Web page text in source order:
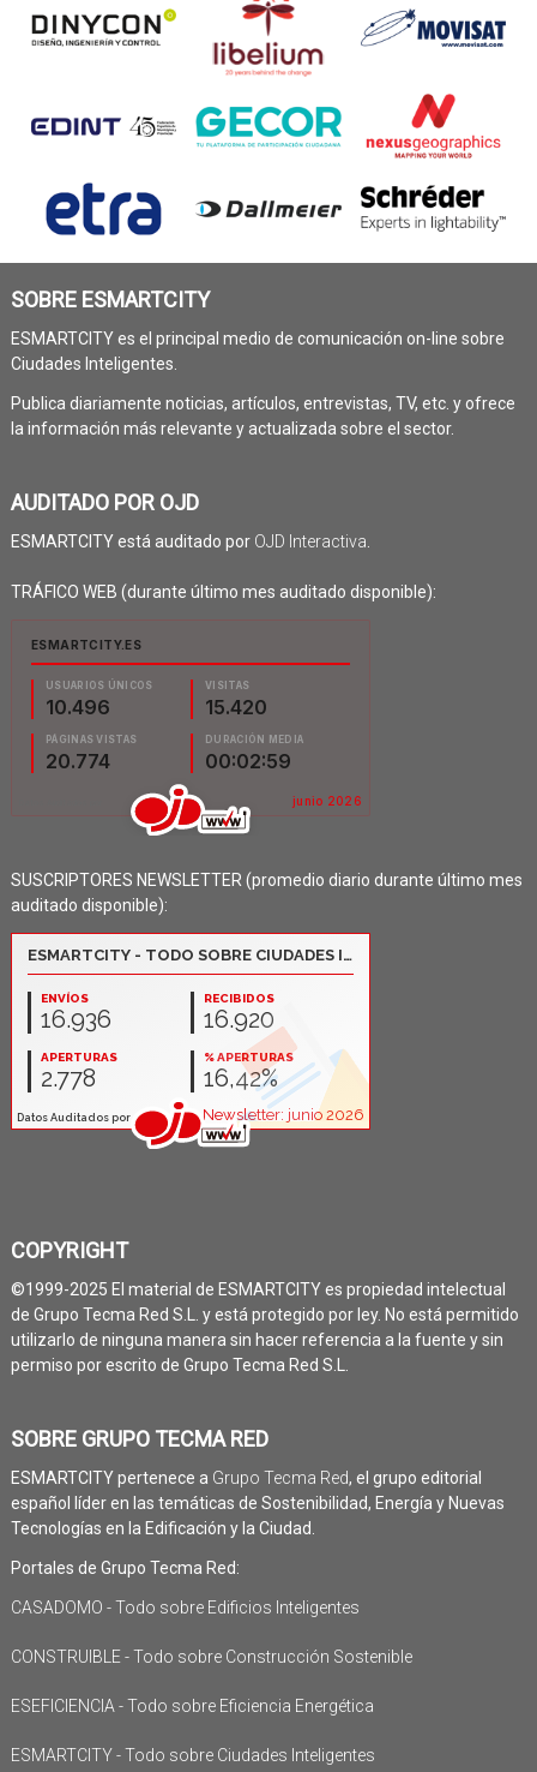
SOBRE ESMARTCITY
ESMARTCITY es el principal medio de comunicación on-line sobre
Ciudades Inteligentes.
Publica diariamente noticias, artículos, entrevistas, TV, etc. y ofrece
la información más relevante y actualizada sobre el sector.
AUDITADO POR OJD
ESMARTCITY está auditado por OJD Interactiva
TRÁFICO WEB (durante último mes auditado disponible):
SUSCRIPTORES NEWSLETTER (promedio diario durante último mes
auditado disponible):
COPYRIGHT
©1999-2025 El material de ESMARTCITY es propiedad intelectual
de Grupo Tecma Red S.L. y está protegido por ley. No está permitido
utilizarlo de ninguna manera sin hacer referencia a la fuente y sin
permiso por escrito de Grupo Tecma Red S.L.
SOBRE GRUPO TECMA RED
ESMARTCITY pertenece a Grupo Tecma Red, el grupo editorial
español líder en las temáticas de Sostenibilidad, Energía y Nuevas
Tecnologías en la Edificación y la Ciudad.
Portales de Grupo Tecma Red:
CASADOMO - Todo sobre Edificios Inteligentes
CONSTRUIBLE - Todo sobre Construcción Sostenible
ESEFICIENCIA - Todo sobre Eficiencia Energética
ESMARTCITY - Todo sobre Ciudades Inteligentes